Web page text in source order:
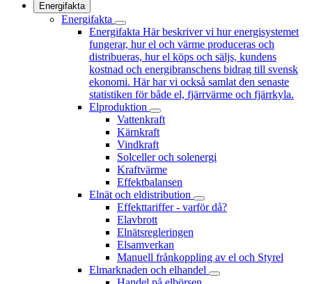
Energifakta
Energifakta
Energifakta Här beskriver vi hur energisystemet
fungerar, hur el och värme produceras och
distribueras, hur el köps och säljs, kundens
kostnad och energibranschens bidrag till svensk
ekonomi. Här har vi också samlat den senaste
statistiken för både el, fjärrvärme och fjärrkyla.
Elproduktion
Vattenkraft
Kärnkraft
Vindkraft
Solceller och solenergi
Kraftvärme
Effektbalansen
Elnät och eldistribution
Effekttariffer - varför då?
Elavbrott
Elnätsregleringen
Elsamverkan
Manuell frånkoppling av el och Styrel
Elmarknaden och elhandel